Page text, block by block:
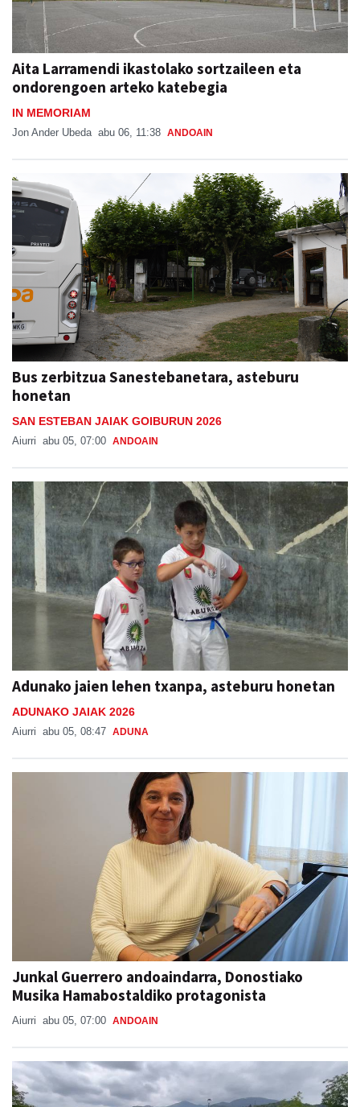
Aita Larramendi ikastolako sortzaileen eta
ondorengoen arteko katebegia
IN MEMORIAM
Jon Ander Ubeda abu 06, 11:38 ANDOAIN
Bus zerbitzua Sanestebanetara, asteburu
honetan
SAN ESTEBAN JAIAK GOIBURUN 2026
Aiurri abu 05, 07:00 ANDOAIN
Adunako jaien lehen txanpa, asteburu honetan
ADUNAKO JAIAK 2026
Aiurri abu 05, 08:47 ADUNA
Junkal Guerrero andoaindarra, Donostiako
Musika Hamabostaldiko protagonista
Aiurri abu 05, 07:00 ANDOAIN